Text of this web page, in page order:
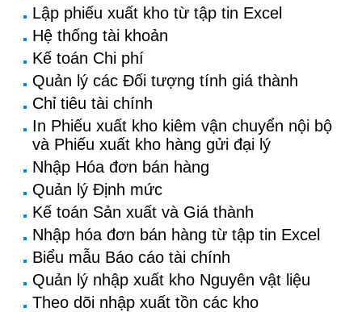
Lập phiếu xuất kho từ tập tin Excel
Hệ thống tài khoản
Kế toán Chi phí
Quản lý các Đối tượng tính giá thành
Chỉ tiêu tài chính
In Phiếu xuất kho kiêm vận chuyển nội bộ
và Phiếu xuất kho hàng gửi đại lý
Nhập Hóa đơn bán hàng
Quản lý Định mức
Kế toán Sản xuất và Giá thành
Nhập hóa đơn bán hàng từ tập tin Excel
Biểu mẫu Báo cáo tài chính
Quản lý nhập xuất kho Nguyên vật liệu
Theo dõi nhập xuất tồn các kho